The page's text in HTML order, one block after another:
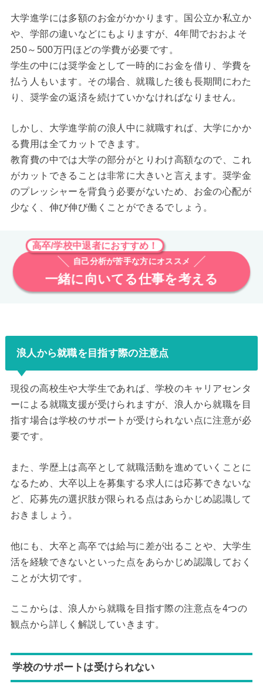
大学進学には多額のお金がかかります。国公立か私立か
や、学部の違いなどにもよりますが、4年間でおおよそ
250～500万円ほどの学費が必要です。
学生の中には奨学金として一時的にお金を借り、学費を
払う人もいます。その場合、就職した後も長期間にわた
り、奨学金の返済を続けていかなければなりません。
しかし、大学進学前の浪人中に就職すれば、大学にかか
る費用は全てカットできます。
教育費の中では大学の部分がとりわけ高額なので、これ
がカットできることは非常に大きいと言えます。奨学金
のプレッシャーを背負う必要がないため、お金の心配が
少なく、伸び伸び働くことができるでしょう。
高卒/学校中退者におすすめ！
自己分析が苦手な方にオススメ
一緒に向いてる仕事を考える
浪人から就職を目指す際の注意点
現役の高校生や大学生であれば、学校のキャリアセンタ
ーによる就職支援が受けられますが、浪人から就職を目
指す場合は学校のサポートが受けられない点に注意が必
要です。
また、学歴上は高卒として就職活動を進めていくことに
なるため、大卒以上を募集する求人には応募できないな
ど、応募先の選択肢が限られる点はあらかじめ認識して
おきましょう。
他にも、大卒と高卒では給与に差が出ることや、大学生
活を経験できないといった点をあらかじめ認識しておく
ことが大切です。
ここからは、浪人から就職を目指す際の注意点を4つの
観点から詳しく解説していきます。
学校のサポートは受けられない